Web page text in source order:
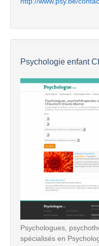
Psychologie enfant
Psychologues,
spécialisés en